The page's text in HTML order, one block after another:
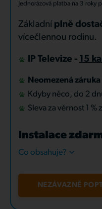
Jednorázová platba na 3 roky
Základní plně
vícečlennou rodinu.
IP Televize - 15
Neomezená záruka
Kdyby něco, do 2
Sleva za věrnost 1 %
Instalace
Co obsahuje?
NEZÁVAZNĚ